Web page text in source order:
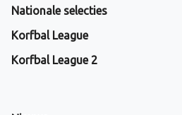
Nationale selecties
Korfbal League
Korfbal League 2